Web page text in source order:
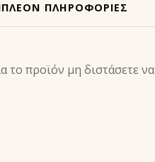
ΠΛΗΡΟΦΟΡΊΕΣ
το προϊόν μη διστάσετε να